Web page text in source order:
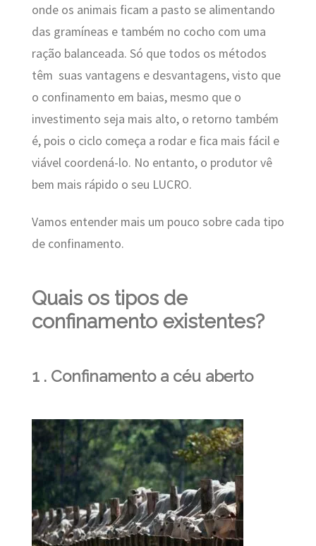
onde os animais ficam a pasto se alimentando
das gramíneas e também no cocho com uma
ração balanceada. Só que todos os métodos
têm suas vantagens e desvantagens, visto que
o confinamento em baias, mesmo que o
investimento seja mais alto, o retorno também
é, pois o ciclo começa a rodar e fica mais fácil e
viável coordená-lo. No entanto, o produtor vê
bem mais rápido o seu LUCRO.
Vamos entender mais um pouco sobre cada tipo
de confinamento.
Quais os tipos de
confinamento existentes?
1 . Confinamento a céu aberto